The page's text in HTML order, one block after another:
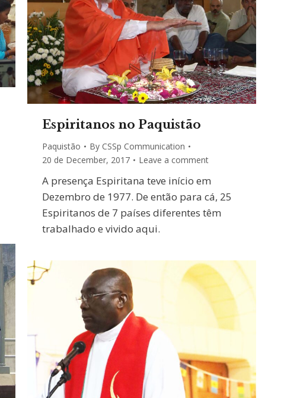
Espiritanos no Paquistão
Paquistão By CSSp Communication
20 de December, 2017
Leave a comment
A presença Espiritana teve início em
Dezembro de 1977. De então para cá, 25
Espiritanos de 7 países diferentes têm
trabalhado e vivido aqui.